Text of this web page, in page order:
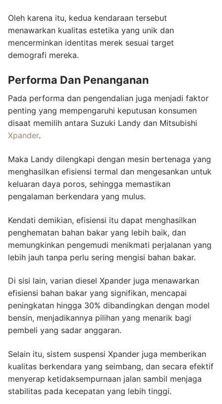
Oleh karena itu, kedua kendaraan tersebut
menawarkan kualitas estetika yang unik dan
mencerminkan identitas merek sesuai target
demografi mereka.
Performa Dan Penanganan
Pada performa dan pengendalian juga menjadi faktor
penting yang mempengaruhi keputusan konsumen
disaat memilih antara Suzuki Landy dan Mitsubishi
Xpander.
Maka Landy dilengkapi dengan mesin bertenaga yang
menghasilkan efisiensi termal dan mengesankan untuk
keluaran daya poros, sehingga memastikan
pengalaman berkendara yang mulus.
Kendati demikian, efisiensi itu dapat menghasilkan
penghematan bahan bakar yang lebih baik, dan
memungkinkan pengemudi menikmati perjalanan yang
lebih jauh tanpa perlu sering mengisi bahan bakar.
Di sisi lain, varian diesel Xpander juga menawarkan
efisiensi bahan bakar yang signifikan, mencapai
peningkatan hingga 30% dibandingkan dengan model
bensin, menjadikannya pilihan yang menarik bagi
pembeli yang sadar anggaran.
Selain itu, sistem suspensi Xpander juga memberikan
kualitas berkendara yang seimbang, dan secara efektif
menyerap ketidaksempurnaan jalan sambil menjaga
stabilitas pada kecepatan yang lebih tinggi.